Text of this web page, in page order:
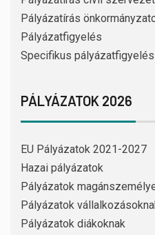
Pályázatírás
Pályázatfigyelés
Specifikus
PÁLYÁZATOK 2026
EU Pályázatok 2021-2027
Hazai pályázatok
Pályázatok
Pályázatok
Pályázatok diákoknak